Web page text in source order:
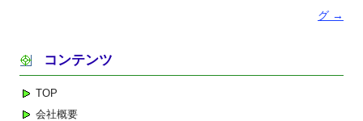
ゲ
グ →
コンテンツ
TOP
会社概要